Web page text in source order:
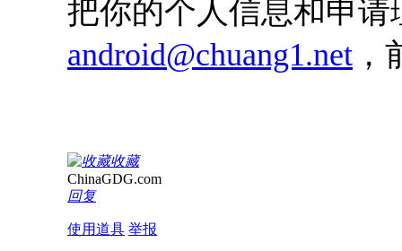
把你的个人信息和申
android@chuang1.net
收藏
ChinaGDG.com
回复
使用道具 举报